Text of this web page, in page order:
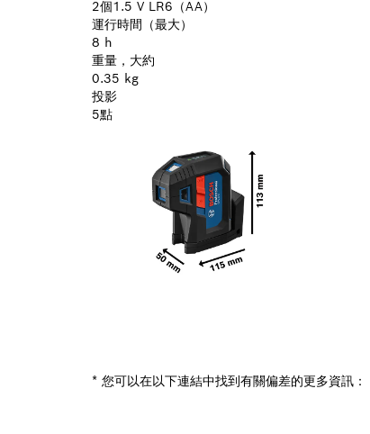
2個1.5 V LR6（AA）
運行時間（最大）
8 h
重量，大約
0.35 kg
投影
5點
* 您可以在以下連結中找到有關偏差的更多資訊：